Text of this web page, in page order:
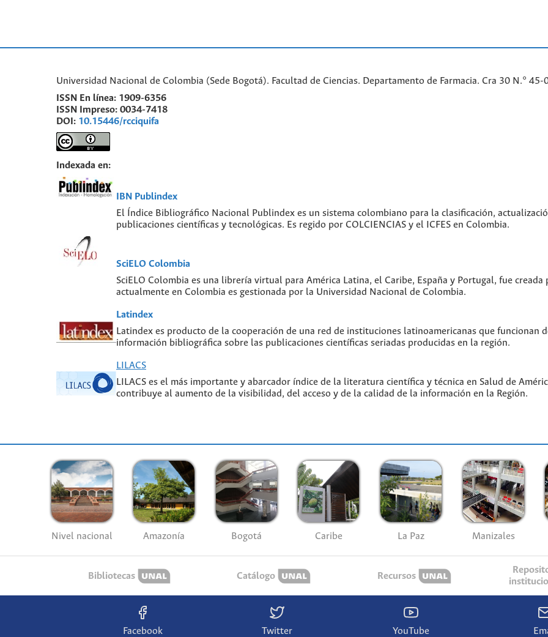
Universidad Nacional de Colombia (Sede Bogotá). Facultad de Ciencias. Departamento de Farmacia. Cra 30 N.°
ISSN En línea: 1909-6356
ISSN Impreso: 0034-7418
DOI: 10.15446/rcciquifa
Indexada en:
IBN Publindex
El Índice Bibliográfico Nacional Publindex es un sistema colombiano para la clasificación,
publicaciones científicas y tecnológicas. Es regido por COLCIENCIAS y el ICFES en Colombia.
SciELO Colombia
SciELO Colombia es una librería virtual para América Latina, el Caribe, España y Portugal, fue creada
actualmente en Colombia es gestionada por la Universidad Nacional de Colombia.
Latindex
Latindex es producto de la cooperación de una red de instituciones latinoamericanas que funcionan
información bibliográfica sobre las publicaciones científicas seriadas producidas en la región.
LILACS
LILACS es el más importante y abarcador índice de la literatura científica y técnica en Salud de
contribuye al aumento de la visibilidad, del acceso y de la calidad de la información en la Región.
Nivel nacional Amazonía Bogotá Caribe La Paz Manizales
Bibliotecas Catálogo Recursos
Facebook Twitter YouTube